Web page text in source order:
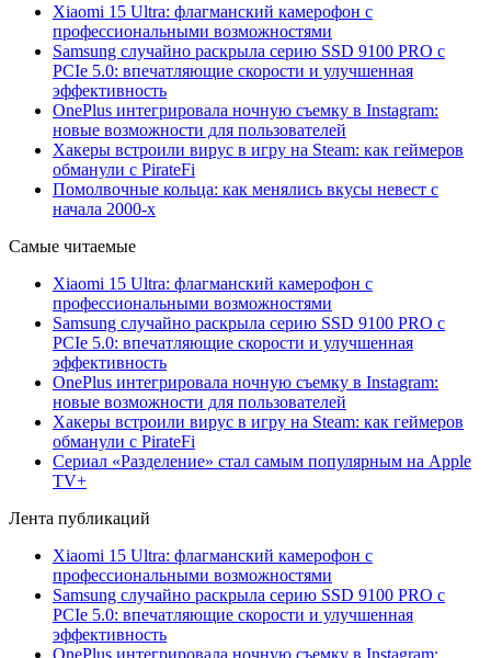
Xiaomi 15 Ultra: флагманский камерофон с
профессиональными возможностями
Samsung случайно раскрыла серию SSD 9100 PRO с
PCIe 5.0: впечатляющие скорости и улучшенная
эффективность
OnePlus интегрировала ночную съемку в Instagram:
новые возможности для пользователей
Хакеры встроили вирус в игру на Steam: как геймеров
обманули с PirateFi
Помолвочные кольца: как менялись вкусы невест с
начала 2000-х
Самые читаемые
Xiaomi 15 Ultra: флагманский камерофон с
профессиональными возможностями
Samsung случайно раскрыла серию SSD 9100 PRO с
PCIe 5.0: впечатляющие скорости и улучшенная
эффективность
OnePlus интегрировала ночную съемку в Instagram:
новые возможности для пользователей
Хакеры встроили вирус в игру на Steam: как геймеров
обманули с PirateFi
Сериал «Разделение» стал самым популярным на Apple
TV+
Лента публикаций
Xiaomi 15 Ultra: флагманский камерофон с
профессиональными возможностями
Samsung случайно раскрыла серию SSD 9100 PRO с
PCIe 5.0: впечатляющие скорости и улучшенная
эффективность
OnePlus интегрировала ночную съемку в Instagram: